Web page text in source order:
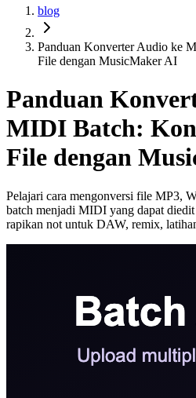
blog
Panduan Konverter Audio ke
File dengan MusicMaker AI
Panduan
MIDI Batch:
File dengan
Pelajari cara mengonversi file MP3,
batch menjadi MIDI yang dapat
rapikan not untuk DAW, remix,